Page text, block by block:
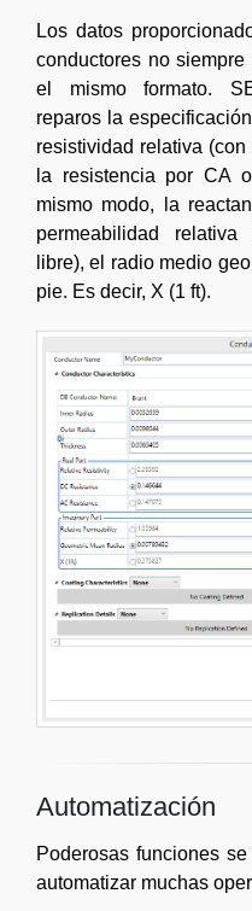
Los datos
conductores no
el mismo formato.
reparos la
resistividad relativa
la resistencia por CA
mismo modo, la
permeabilidad
libre), el radio medio
pie. Es decir, X (1 ft).
Automatización
Poderosas funciones
automatizar muchas